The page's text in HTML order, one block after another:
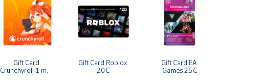
Gift Card
Crunchyroll 1 mes
Gift Card Roblox
20€
Gift Card EA
Games 25€